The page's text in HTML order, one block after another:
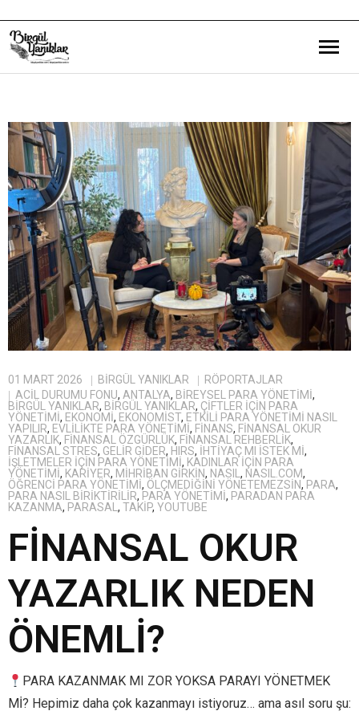
Eğitim Yazılarım
Gezi ve Kültür Yazılarım
Röportajlarım
Destek Olduğum Projeler
Yürüttüğüm Projeler
01 MART 2026 BIRGÜL YANIKLAR
RÖPORTAJLAR
ACIL DURUMU FONU, ANTALYA, BIREYSEL PARA YÖNETIMI,
BİRGÜL YANIKLAR, BIRGÜL YANIKLAR, ÇIFTLER IÇIN PARA
YÖNETIMI, EKONOMI, EKONOMIST, ETKILI PARA YÖNETIMI NASIL
YAPILIR, EVLILIKTE PARA YÖNETIMI, FINANS, FINANSAL OKUR
YAZARLIK, FINANSAL ÖZGÜRLÜK, FINANSAL REHBERLIK,
FINANSAL STRES, GELIR GIDER, HIRS, IHTIYAÇ MI ISTEK MI,
IŞLETMELER IÇIN PARA YÖNETIMI, KADINLAR IÇIN PARA
YÖNETIMI, KARIYER, MIHRIBAN GIRKIN, NASIL, NASIL.COM,
ÖĞRENCI PARA YÖNETIMI, ÖLÇMEDIĞINI YÖNETEMEZSIN, PARA,
PARA NASIL BIRIKTIRILIR, PARA YÖNETIMI, PARADAN PARA
KAZANMA, PARASAL, TAKIP, YOUTUBE
FİNANSAL OKUR
YAZARLIK NEDEN
ÖNEMLİ?
PARA KAZANMAK MI ZOR YOKSA PARAYI YÖNETMEK
Mİ? Hepimiz daha çok kazanmayı istiyoruz… ama asıl soru şu: